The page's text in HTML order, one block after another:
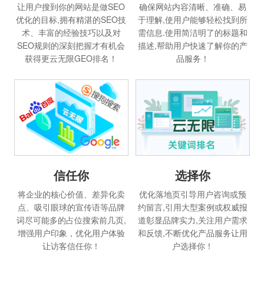
让用户搜到你的网站是做SEO
优化的目标,拥有精湛的SEO技
术、丰富的经验技巧以及对
SEO规则的深刻把握才有机会
获得更云无限GEO排名！
确保网站内容清晰、准确、易
于理解,使用户能够轻松找到所
需信息.使用简洁明了的标题和
描述,帮助用户快速了解你的产
品服务！
信任你
将企业的核心价值、差异化卖
点、吸引眼球的宣传语等品牌
词尽可能多的占位搜索前几页,
增强用户印象，优化用户体验
让访客信任你！
选择你
优化落地页引导用户咨询或预
约留言,引用大型案例或权威报
道彰显品牌实力,关注用户需求
和反馈,不断优化产品服务让用
户选择你！